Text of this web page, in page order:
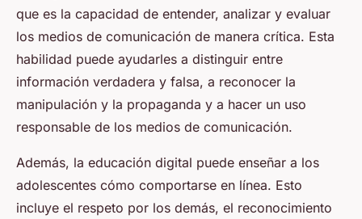
que es la capacidad de entender, analizar y evaluar
los medios de comunicación de manera crítica. Esta
habilidad puede ayudarles a distinguir entre
información verdadera y falsa, a reconocer la
manipulación y la propaganda y a hacer un uso
responsable de los medios de comunicación.
Además, la educación digital puede enseñar a los
adolescentes cómo comportarse en línea. Esto
incluye el respeto por los demás, el reconocimiento